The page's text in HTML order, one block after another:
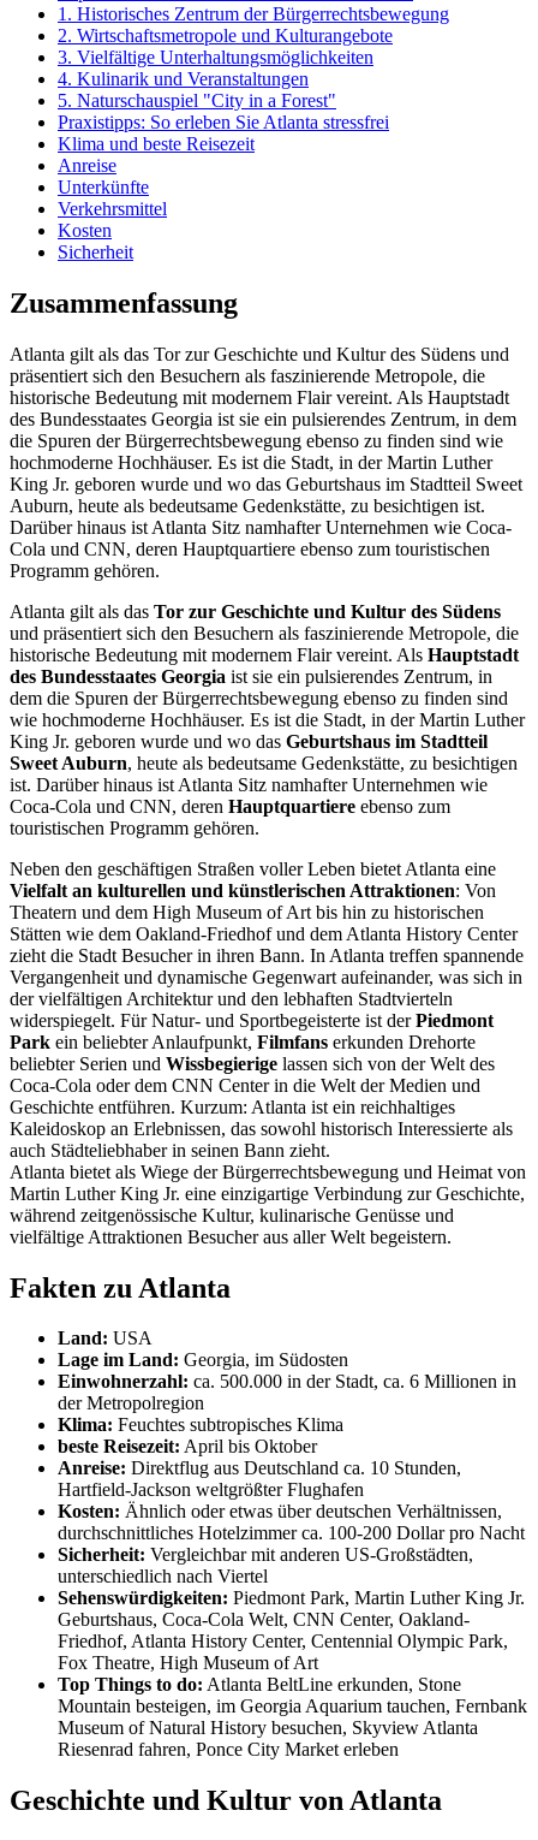
1. Historisches Zentrum der Bürgerrechtsbewegung
2. Wirtschaftsmetropole und Kulturangebote
3. Vielfältige Unterhaltungsmöglichkeiten
4. Kulinarik und Veranstaltungen
5. Naturschauspiel "City in a Forest"
Praxistipps: So erleben Sie Atlanta stressfrei
Klima und beste Reisezeit
Anreise
Unterkünfte
Verkehrsmittel
Kosten
Sicherheit
Zusammenfassung
Atlanta gilt als das Tor zur Geschichte und Kultur des Südens und
präsentiert sich den Besuchern als faszinierende Metropole, die
historische Bedeutung mit modernem Flair vereint. Als Hauptstadt
des Bundesstaates Georgia ist sie ein pulsierendes Zentrum, in dem
die Spuren der Bürgerrechtsbewegung ebenso zu finden sind wie
hochmoderne Hochhäuser. Es ist die Stadt, in der Martin Luther
King Jr. geboren wurde und wo das Geburtshaus im Stadtteil Sweet
Auburn, heute als bedeutsame Gedenkstätte, zu besichtigen ist.
Darüber hinaus ist Atlanta Sitz namhafter Unternehmen wie Coca-
Cola und CNN, deren Hauptquartiere ebenso zum touristischen
Programm gehören.
Atlanta gilt als das Tor zur Geschichte und Kultur des Südens
und präsentiert sich den Besuchern als faszinierende Metropole, die
historische Bedeutung mit modernem Flair vereint. Als Hauptstadt
des Bundesstaates Georgia ist sie ein pulsierendes Zentrum, in
dem die Spuren der Bürgerrechtsbewegung ebenso zu finden sind
wie hochmoderne Hochhäuser. Es ist die Stadt, in der Martin Luther
King Jr. geboren wurde und wo das Geburtshaus im Stadtteil
Sweet Auburn, heute als bedeutsame Gedenkstätte, zu besichtigen
ist. Darüber hinaus ist Atlanta Sitz namhafter Unternehmen wie
Coca-Cola und CNN, deren Hauptquartiere ebenso zum
touristischen Programm gehören.
Neben den geschäftigen Straßen voller Leben bietet Atlanta eine
Vielfalt an kulturellen und künstlerischen Attraktionen: Von
Theatern und dem High Museum of Art bis hin zu historischen
Stätten wie dem Oakland-Friedhof und dem Atlanta History Center
zieht die Stadt Besucher in ihren Bann. In Atlanta treffen spannende
Vergangenheit und dynamische Gegenwart aufeinander, was sich in
der vielfältigen Architektur und den lebhaften Stadtvierteln
widerspiegelt. Für Natur- und Sportbegeisterte ist derPiedmont
Park ein beliebter Anlaufpunkt, Filmfans erkunden Drehorte
beliebter Serien und Wissbegierige lassen sich von der Welt des
Coca-Cola oder dem CNN Center in die Welt der Medien und
Geschichte entführen. Kurzum: Atlanta ist ein reichhaltiges
Kaleidoskop an Erlebnissen, das sowohl historisch Interessierte als
auch Städteliebhaber in seinen Bann zieht.
Atlanta bietet als Wiege der Bürgerrechtsbewegung und Heimat von
Martin Luther King Jr. eine einzigartige Verbindung zur Geschichte,
während zeitgenössische Kultur, kulinarische Genüsse und
vielfältige Attraktionen Besucher aus aller Welt begeistern.
Fakten zu Atlanta
Land: USA
Lage im Land: Georgia, im Südosten
Einwohnerzahl: ca. 500.000 in der Stadt, ca. 6 Millionen in
der Metropolregion
Klima: Feuchtes subtropisches Klima
beste Reisezeit: April bis Oktober
Anreise: Direktflug aus Deutschland ca. 10 Stunden,
Hartfield-Jackson weltgrößter Flughafen
Kosten: Ähnlich oder etwas über deutschen Verhältnissen,
durchschnittliches Hotelzimmer ca. 100-200 Dollar pro Nacht
Sicherheit: Vergleichbar mit anderen US-Großstädten,
unterschiedlich nach Viertel
Sehenswürdigkeiten: Piedmont Park, Martin Luther King Jr.
Geburtshaus, Coca-Cola Welt, CNN Center, Oakland-
Friedhof, Atlanta History Center, Centennial Olympic Park,
Fox Theatre, High Museum of Art
Top Things to do: Atlanta BeltLine erkunden, Stone
Mountain besteigen, im Georgia Aquarium tauchen, Fernbank
Museum of Natural History besuchen, Skyview Atlanta
Riesenrad fahren, Ponce City Market erleben
Geschichte und Kultur von Atlanta